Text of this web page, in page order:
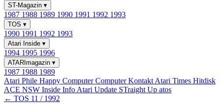
ST-Magazin ▾
1987 1988 1989 1990 1991 1992 1993
TOS ▾
1990 1991 1992 1993
Atari Inside ▾
1994 1995 1996
ATARImagazin ▾
1987 1988 1989
Atari Phile Happy ComputerComputer Kontakt Atari Times Hitdisk
ACE NSW Inside Info Atari Update STraight Up atos
← TOS 11 / 1992